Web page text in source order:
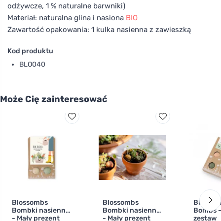
odżywcze, 1 % naturalne barwniki)
Materiał: naturalna glina i nasiona BIO
Zawartość opakowania: 1 kulka nasienna z zawieszką
Kod produktu
BLO040
Może Cię zainteresować
Blossombs
Bombki nasienne
- Mały prezent
Blossombs
Bombki nasienne
- Mały prezent
Bombs
zestaw